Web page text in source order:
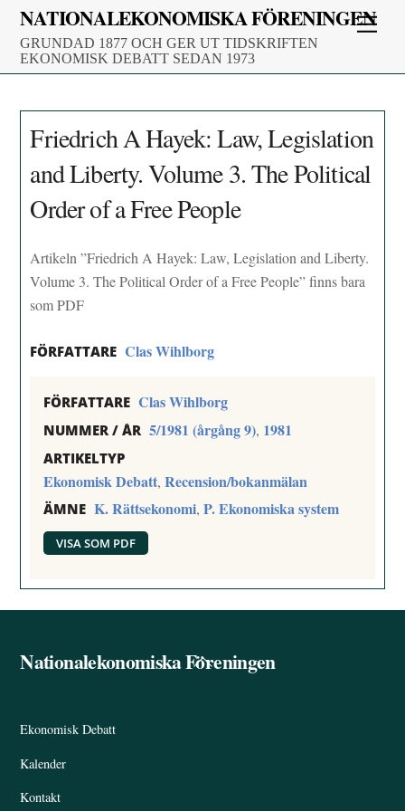
Skip
content
NATIONALEKONOMISKA FÖRENINGEN
GRUNDAD 1877 OCH GER UT TIDSKRIFTEN
EKONOMISK DEBATT SEDAN 1973
Friedrich A Hayek: Law, Legislation
and Liberty. Volume 3. The Political
Order of a Free People
Artikeln ”Friedrich A Hayek: Law, Legislation and Liberty.
Volume 3. The Political Order of a Free People” finns bara
som PDF
FÖRFATTARE Clas Wihlborg
FÖRFATTARE Clas Wihlborg
NUMMER / ÅR 5/1981 (årgång 9), 1981
ARTIKELTYP
Ekonomisk Debatt,Recension/bokanmälan
ÄMNE K. Rättsekonomi,P. Ekonomiska system
VISA SOM PDF
Back
Nationalekonomiska Föreningen
Ekonomisk Debatt
Kalender
Kontakt